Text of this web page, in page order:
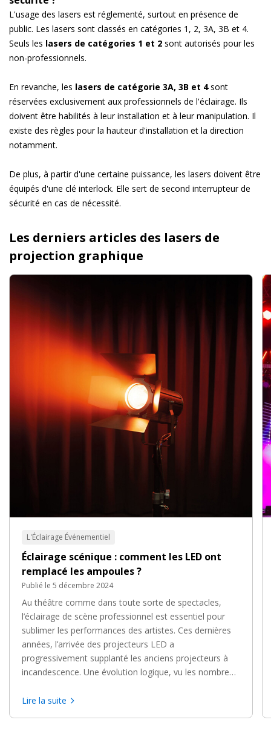
L'usage des lasers est réglementé, surtout en présence de
public. Les lasers sont classés en catégories 1, 2, 3A, 3B et 4.
Seuls les lasers de catégories 1 et 2 sont autorisés pour les
non-professionnels.
En revanche, les lasers de catégorie 3A, 3B et 4sont
réservées exclusivement aux professionnels de l'éclairage. Ils
doivent être habilités à leur installation et à leur manipulation. Il
existe des règles pour la hauteur d'installation et la direction
notamment.
De plus, à partir d'une certaine puissance, les lasers doivent être
équipés d'une clé interlock. Elle sert de second interrupteur de
sécurité en cas de nécessité.
Les derniers articles des lasers de
projection graphique
L'Éclairage Événementiel
Éclairage scénique : comment les LED ont
remplacé les ampoules ?
Publié le 5 décembre 2024
Au théâtre comme dans toute sorte de spectacles,
l’éclairage de scène professionnel est essentiel pour
sublimer les performances des artistes. Ces dernières
années, l’arrivée des projecteurs LED a
progressivement supplanté les anciens projecteurs à
incandescence. Une évolution logique, vu les nombreux
modularité… Coup de projecteur sur une technologie
Lire la suite